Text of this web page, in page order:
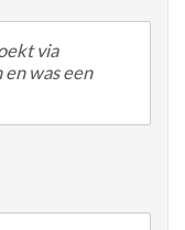
via
was een